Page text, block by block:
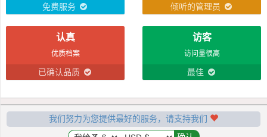
免费服务 倾听的管理员
认真
优质档案
已确认品质
访客
访问量很高
最佳
我们努力为您提供最好的服务，请支持我们